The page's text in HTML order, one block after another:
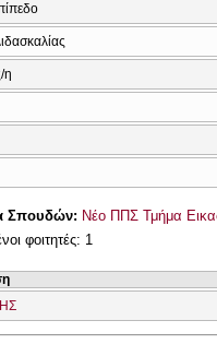
η
Σπουδών: Νέο ΠΠΣ Τμήμα
φοιτητές: 1